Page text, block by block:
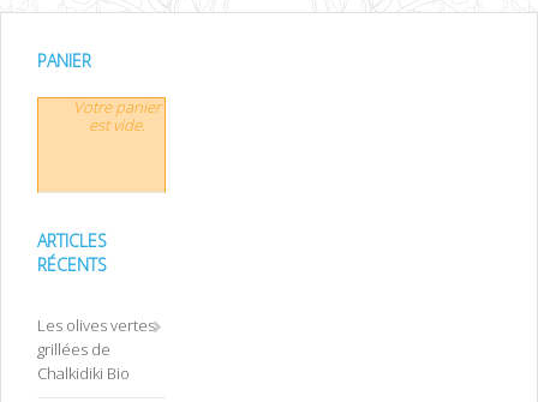
PANIER
Votre panier
est vide.
ARTICLES
RÉCENTS
Les olives vertes
grillées de
Chalkidiki Bio